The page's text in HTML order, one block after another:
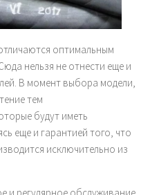
оптимальным
нельзя не отнести еще и
В момент выбора модели,
тем
будут иметь
еще и гарантией того, что
исключительно из